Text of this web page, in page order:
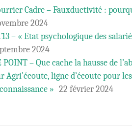
Cadre – Fauxductivité :
2024
– « Etat psychologique des
2024
POINT – Que cache la hausse de
Agri’écoute, ligne d’écoute pour
» 22 février 2024